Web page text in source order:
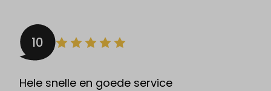
10
Hele snelle en goede service